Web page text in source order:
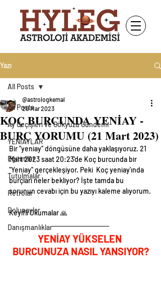
Yazı
All Posts
Ay Geçişleri ve Gökyüzü Gündemi
YENİAYLAR
Eğitimler
Tutulmalar
Retrolar
Dolunaylar
Danışmanlıklar
All Posts
KOÇ BURCUNDA YENİAY -
BURÇ YORUMU (21 Mart 2023)
@astrologkemal
20 Mar 2023
Bir "yeniay" döngüsüne daha yaklaşıyoruz. 21
Mart 2023 saat 20:23'de Koç burcunda bir
"Yeniay" gerçekleşiyor. Peki  Koç yeniay'ında
burçları neler bekliyor? İşte tamda bu
sorunun cevabı için bu yazıyı kaleme alıyorum.
Keyifli Okumalar 🙏
YENİAY YÜKSELEN
BURCUNUZA NASIL YANSIYOR?